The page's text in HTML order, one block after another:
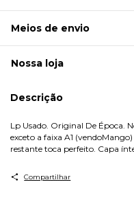
Meios de envio
Nossa loja
Descrição
Lp Usado. Original De Época.
exceto a faixa A1
restante toca perfeito. Capa
Compartilhar